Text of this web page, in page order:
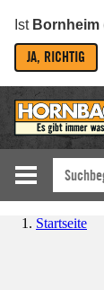
Ist Bornheim
JA, RICHTIG
Startseite